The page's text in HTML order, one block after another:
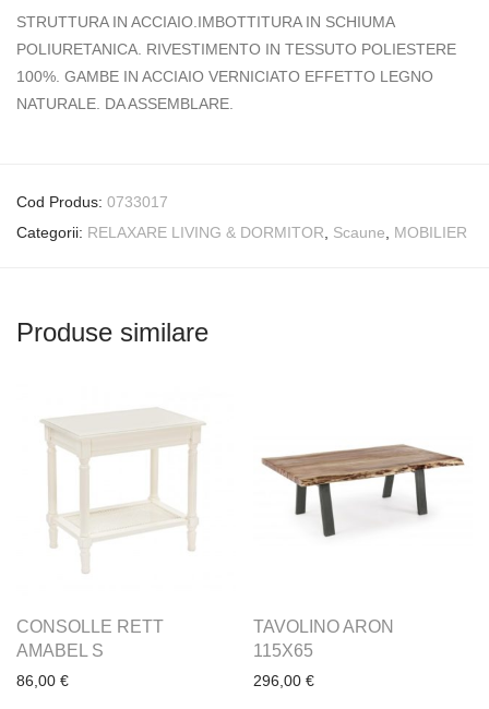
STRUTTURA IN ACCIAIO.IMBOTTITURA IN SCHIUMA
POLIURETANICA. RIVESTIMENTO IN TESSUTO POLIESTERE
100%. GAMBE IN ACCIAIO VERNICIATO EFFETTO LEGNO
NATURALE. DA ASSEMBLARE.
Cod Produs: 0733017
Categorii: RELAXARE LIVING & DORMITOR Scaune MOBILIER
Produse similare
CONSOLLE RETT
AMABEL S
86,00 €
TAVOLINO ARON
115X65
296,00 €